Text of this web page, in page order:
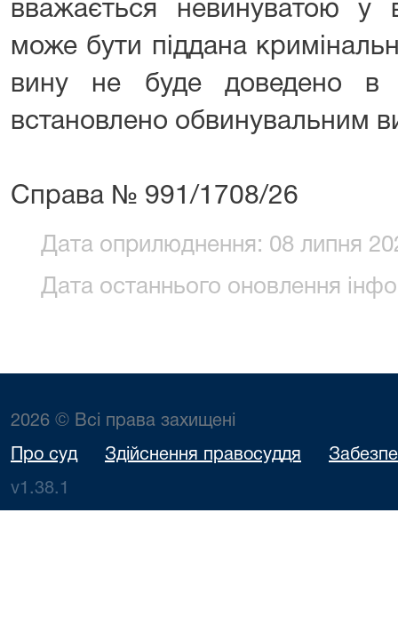
вважається невинуватою у
може бути піддана
вину не буде доведено в
встановлено обвинувальним
Справа № 991/1708/26
Дата оприлюднення: 08 липня
Дата останнього оновлення
2026 © Всі права захищені
Про суд Здійснення правосуддя
v1.38.1